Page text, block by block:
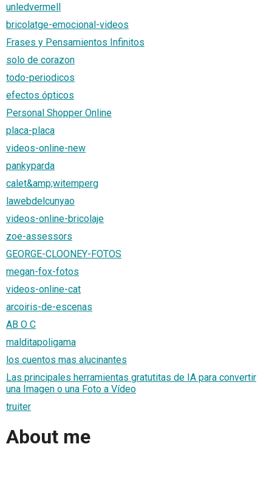
unledvermell
bricolatge-emocional-videos
Frases y Pensamientos Infinitos
solo de corazon
todo-periodicos
efectos ópticos
Personal Shopper Online
placa-placa
videos-online-new
pankyparda
calet&amp;witemperg
lawebdelcunyao
videos-online-bricolaje
zoe-assessors
GEORGE-CLOONEY-FOTOS
megan-fox-fotos
videos-online-cat
arcoiris-de-escenas
AB O C
malditapoligama
los cuentos mas alucinantes
Las principales herramientas gratutitas de IA para convertir
una Imagen o una Foto a Vídeo
truiter
About me